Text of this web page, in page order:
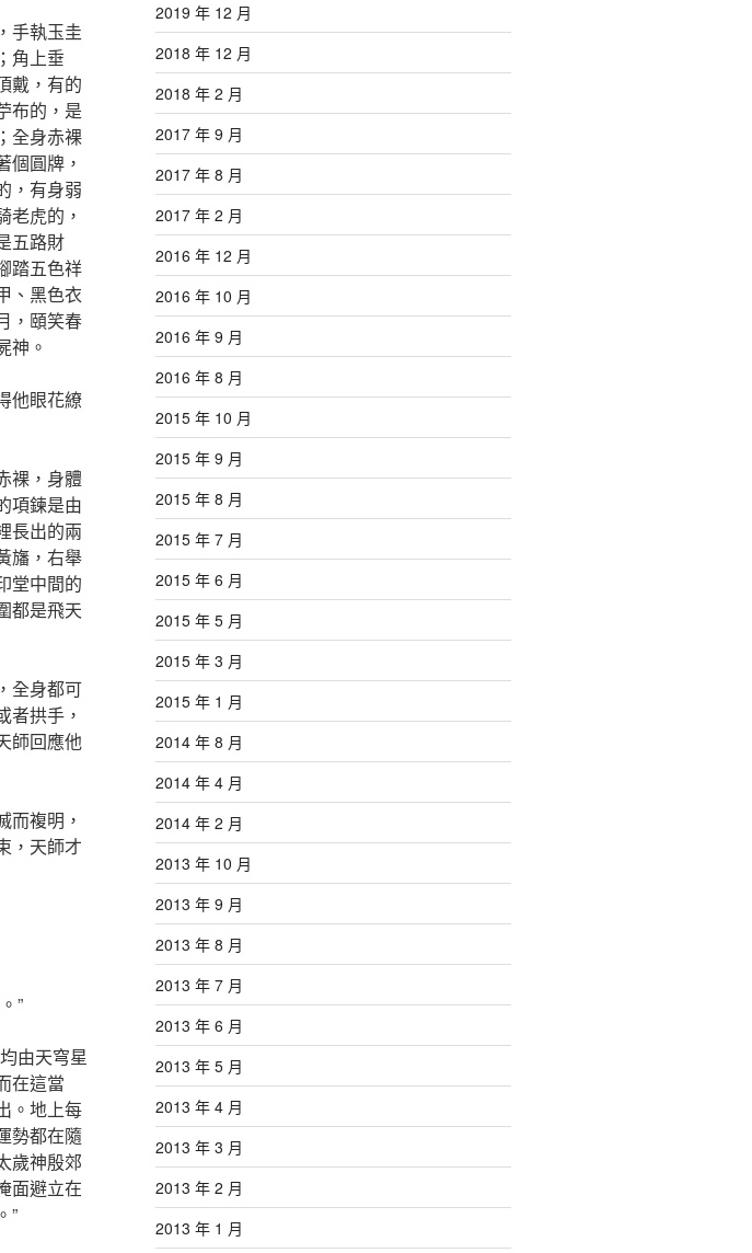
手執玉圭
角上垂
戴，有的
布的，是
全身赤裸
個圓牌，
，有身弱
老虎的，
五路財
踏五色祥
、黑色衣
，頤笑春
神。
他眼花繚
裸，身體
項鍊是由
長出的兩
旛，右舉
堂中間的
都是飛天
全身都可
者拱手，
師回應他
而複明，
，天師才
”
由天穹星
在這當
。地上每
勢都在隨
歲神殷郊
面避立在
”
2019 年 12 月
2018 年 12 月
2018 年 2 月
2017 年 9 月
2017 年 8 月
2017 年 2 月
2016 年 12 月
2016 年 10 月
2016 年 9 月
2016 年 8 月
2015 年 10 月
2015 年 9 月
2015 年 8 月
2015 年 7 月
2015 年 6 月
2015 年 5 月
2015 年 3 月
2015 年 1 月
2014 年 8 月
2014 年 4 月
2014 年 2 月
2013 年 10 月
2013 年 9 月
2013 年 8 月
2013 年 7 月
2013 年 6 月
2013 年 5 月
2013 年 4 月
2013 年 3 月
2013 年 2 月
2013 年 1 月